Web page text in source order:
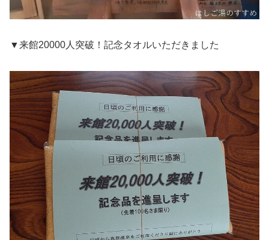
▼来館20000人突破！記念タオルいただきました